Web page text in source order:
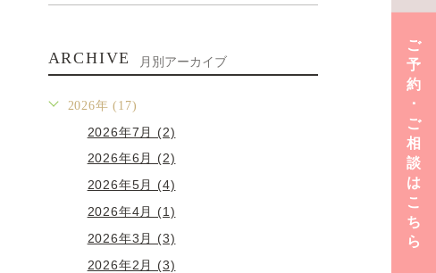
ご
予
約
･
ご
相
談
は
こ
ち
ら
ARCHIVE 月別アーカイブ
2026年 (17)
2026年7月 (2)
2026年6月 (2)
2026年5月 (4)
2026年4月 (1)
2026年3月 (3)
2026年2月 (3)